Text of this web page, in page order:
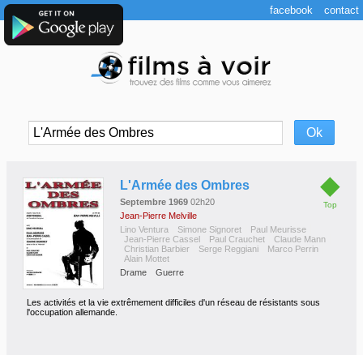
◆
Top
L'Armée des Ombres
Septembre 1969 02h20
Jean-Pierre Melville
Lino Ventura
Simone Signoret
Paul Meurisse
Jean-Pierre Cassel
Paul Crauchet
Claude Mann
Christian Barbier
Serge Reggiani
Marco Perrin
Alain Mottet
Drame
Guerre
Les activités et la vie extrêmement difficiles d'un réseau de résistants sous
l'occupation allemande.
facebook contact